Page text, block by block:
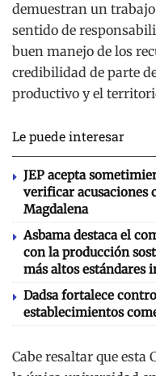
demuestran un
sentido de
buen manejo de los
credibilidad de parte
productivo y el
Le puede interesar
JEP acepta
verificar acusaciones
Magdalena
Asbama destaca el
con la producción
más altos estándares
Dadsa fortalece
establecimientos
Cabe resaltar que esta